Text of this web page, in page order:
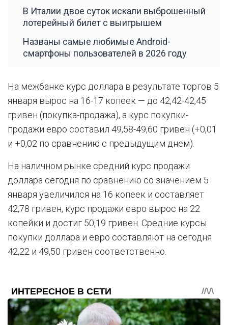
В Италии двое суток искали выброшенный
лотерейный билет с выигрышем
Названы самые любимые Android-
смартфоны пользователей в 2026 году
На межбанке курс доллара в результате торгов 5
января вырос на 16-17 копеек — до 42,42-42,45
гривен (покупка-продажа), а курс покупки-
продажи евро составил 49,58-49,60 гривен (+0,01
и +0,02 по сравнению с предыдущим днем).
На наличном рынке средний курс продажи
доллара сегодня по сравнению со значением 5
января увеличился на 16 копеек и составляет
42,78 гривен, курс продажи евро вырос на 22
копейки и достиг 50,19 гривен. Средние курсы
покупки доллара и евро составляют на сегодня
42,22 и 49,50 гривен соответственно.